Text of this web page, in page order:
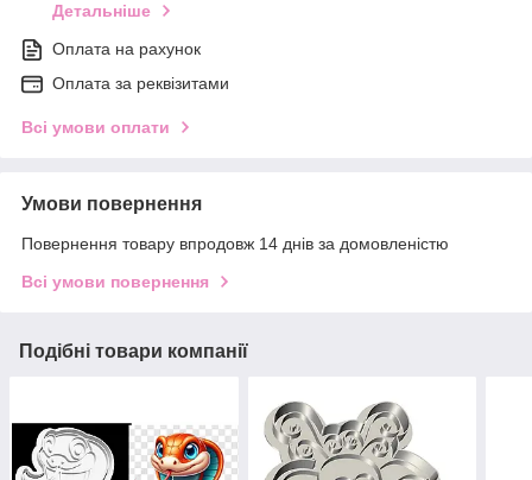
Детальніше
Оплата на рахунок
Оплата за реквізитами
Всі умови оплати
Умови повернення
Повернення товару впродовж 14 днів за домовленістю
Всі умови повернення
Подібні товари компанії